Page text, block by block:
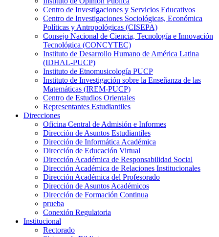
Centro de Investigaciones y Servicios Educativos
Centro de Investigaciones Sociológicas, Económica
Políticas y Antropológicas (CISEPA)
Consejo Nacional de Ciencia, Tecnología e Innovación
Tecnológica (CONCYTEC)
Instituto de Desarrollo Humano de América Latina
(IDHAL-PUCP)
Instituto de Etnomusicología PUCP
Instituto de Investigación sobre la Enseñanza de las
Matemáticas (IREM-PUCP)
Centro de Estudios Orientales
Representantes Estudiantiles
Direcciones
Oficina Central de Admisión e Informes
Dirección de Asuntos Estudiantiles
Dirección de Informática Académica
Dirección de Educación Virtual
Dirección Académica de Responsabilidad Social
Dirección Académica de Relaciones Institucionales
Dirección Académica del Profesorado
Dirección de Asuntos Académicos
Dirección de Formación Continua
prueba
Conexión Regulatoria
Institucional
Rectorado